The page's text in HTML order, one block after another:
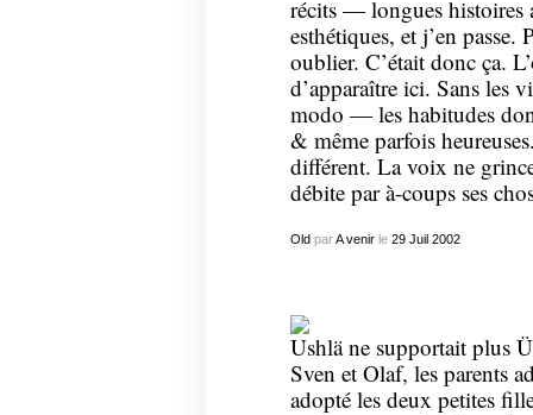
récits — longues histoires
esthétiques, et j’en
oublier. C’était donc ça.
d’apparaître ici. Sans les
modo — les habitudes
& même parfois
différent. La voix ne
débite par à-coups ses
Old parA venirle 29 Juil 2002
Ushlä ne supportait plus
Sven et Olaf, les parents
adopté les deux petites